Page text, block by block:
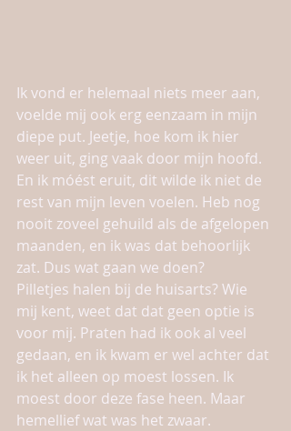
Ik vond er helemaal niets meer aan,
voelde mij ook erg eenzaam in mijn
diepe put. Jeetje, hoe kom ik hier
weer uit, ging vaak door mijn hoofd.
En ik móést eruit, dit wilde ik niet de
rest van mijn leven voelen. Heb nog
nooit zoveel gehuild als de afgelopen
maanden, en ik was dat behoorlijk
zat. Dus wat gaan we doen?
Pilletjes halen bij de huisarts? Wie
mij kent, weet dat dat geen optie is
voor mij. Praten had ik ook al veel
gedaan, en ik kwam er wel achter dat
ik het alleen op moest lossen. Ik
moest door deze fase heen. Maar
hemellief wat was het zwaar.